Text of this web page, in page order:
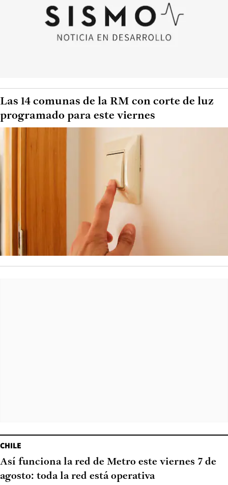
Las 14 comunas de la RM con corte de luz
programado para este viernes
CHILE
Así funciona la red de Metro este viernes 7 de
agosto: toda la red está operativa